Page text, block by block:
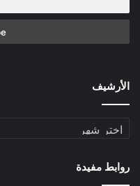
الأرشيف
الأرشيف
روابط مفيدة